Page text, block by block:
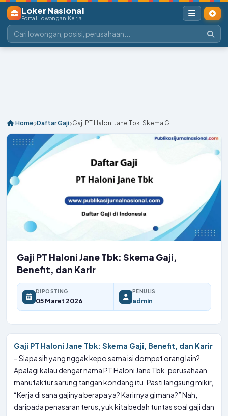
Loker Nasional
Portal Lowongan Kerja
Home Daftar Gaji Gaji PT Haloni Jane Tbk: Skema G...
Gaji PT Haloni Jane Tbk: Skema Gaji,
Benefit, dan Karir
DIPOSTING
05 Maret 2026
PENULIS
admin
Gaji PT Haloni Jane Tbk: Skema Gaji, Benefit, dan Karir
– Siapa sih yang nggak kepo sama isi dompet orang lain?
Apalagi kalau dengar nama PT Haloni Jane Tbk, perusahaan
manufaktur sarung tangan kondang itu. Pasti langsung mikir,
“Kerja di sana gajinya berapa ya? Karirnya gimana?” Nah,
daripada penasaran terus, yuk kita bedah tuntas soal gaji dan